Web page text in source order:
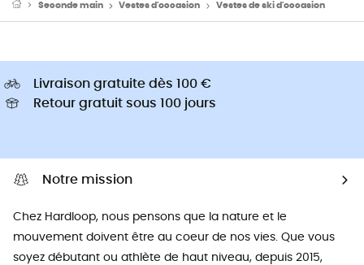
Seconde main Vestes d'occasion Vestes de ski d'occasion
Livraison gratuite dès 100 €
Retour gratuit sous 100 jours
Notre mission
Chez Hardloop, nous pensons que la nature et le
mouvement doivent être au coeur de nos vies. Que vous
soyez débutant ou athlète de haut niveau, depuis 2015,